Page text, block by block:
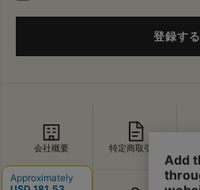
登録する
会社概要 特定商取引法